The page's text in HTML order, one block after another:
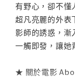
有野心，卻不懂
超凡亮麗的外表
影師的誘惑，漸
一觸即發，讓她
★ 關於電影